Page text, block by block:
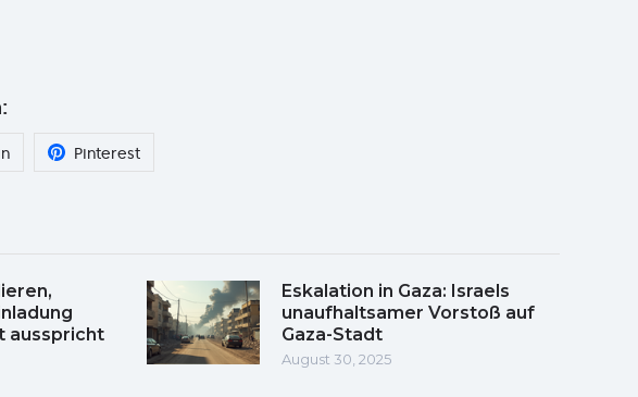
Pinterest
ausspricht
Eskalation in Gaza: Israels
unaufhaltsamer Vorstoß auf
Gaza-Stadt
August 30, 2025